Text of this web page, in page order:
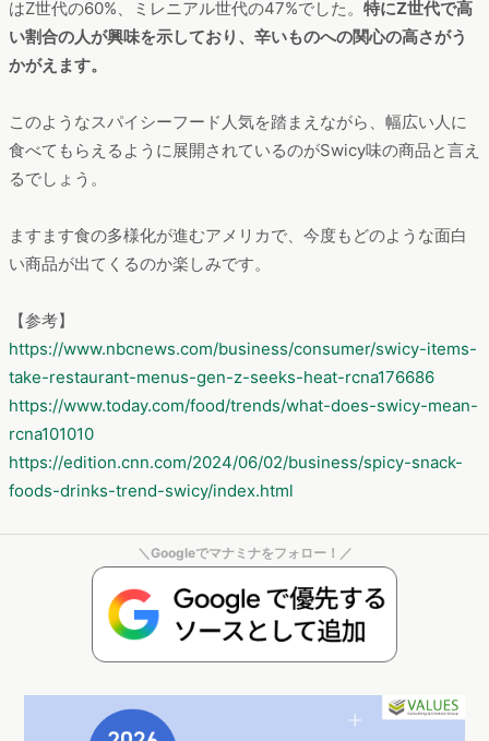
べてみたいと答えた人の割合は、回答者全体の37%、世代別で
はZ世代の60%、ミレニアル世代の47%でした。特にZ世代で高
い割合の人が興味を示しており、辛いものへの関心の高さがう
このようなスパイシーフード人気を踏まえながら、幅広い人に
食べてもらえるように展開されているのがSwicy味の商品と言え
ますます食の多様化が進むアメリカで、今度もどのような面白
【参考】
https://www.nbcnews.com/business/consumer/swicy-items-
take-restaurant-menus-gen-z-seeks-heat-rcna176686
https://www.today.com/food/trends/what-does-swicy-mean-
rcna101010
https://edition.cnn.com/2024/06/02/business/spicy-snack-